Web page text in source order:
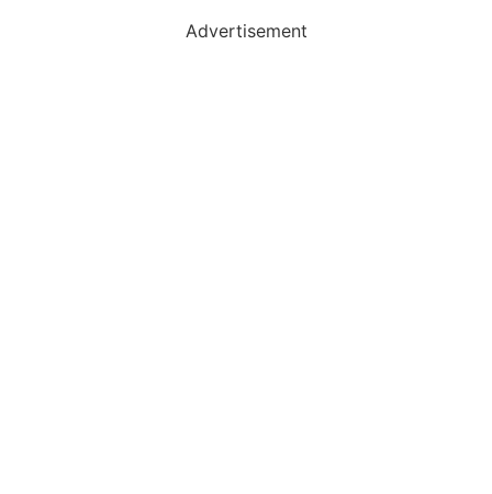
Advertisement